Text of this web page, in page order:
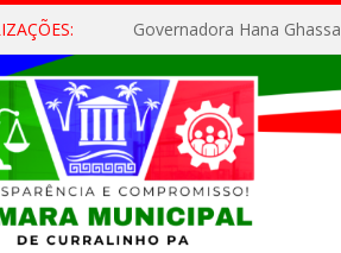
Governadora Hana